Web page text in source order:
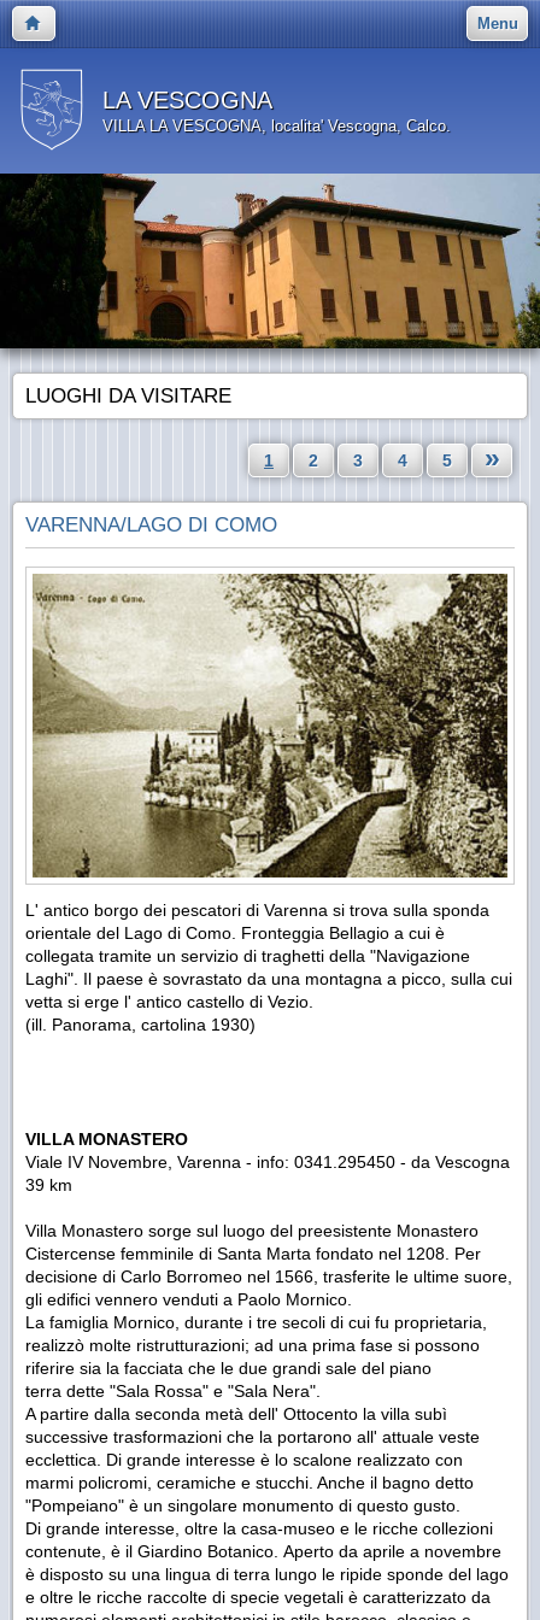
Menu
LA VESCOGNA
VILLA LA VESCOGNA, localita' Vescogna, Calco.
LUOGHI DA VISITARE
1 2 3 4 5 »
VARENNA/LAGO DI COMO
L' antico borgo dei pescatori di Varenna si trova sulla sponda
orientale del Lago di Como. Fronteggia Bellagio a cui è
collegata tramite un servizio di traghetti della "Navigazione
Laghi". Il paese è sovrastato da una montagna a picco, sulla cui
vetta si erge l' antico castello di Vezio.
(ill. Panorama, cartolina 1930)
VILLA MONASTERO
Viale IV Novembre, Varenna - info: 0341.295450 - da Vescogna
39 km
Villa Monastero sorge sul luogo del preesistente Monastero
Cistercense femminile di Santa Marta fondato nel 1208. Per
decisione di Carlo Borromeo nel 1566, trasferite le ultime suore,
gli edifici vennero venduti a Paolo Mornico.
La famiglia Mornico, durante i tre secoli di cui fu proprietaria,
realizzò molte ristrutturazioni; ad una prima fase si possono
riferire sia la facciata che le due grandi sale del piano
terra dette "Sala Rossa" e "Sala Nera".
A partire dalla seconda metà dell' Ottocento la villa subì
successive trasformazioni che la portarono all' attuale veste
ecclettica. Di grande interesse è lo scalone realizzato con
marmi policromi, ceramiche e stucchi. Anche il bagno detto
"Pompeiano" è un singolare monumento di questo gusto.
Di grande interesse, oltre la casa-museo e le ricche collezioni
contenute, è il Giardino Botanico. Aperto da aprile a novembre
è disposto su una lingua di terra lungo le ripide sponde del lago
e oltre le ricche raccolte di specie vegetali è caratterizzato da